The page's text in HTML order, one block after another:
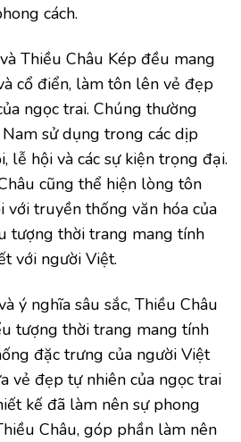
cách.
Thiều Châu Kép đều mang
cổ điển, làm tôn lên vẻ đẹp
ngọc trai. Chúng thường
sử dụng trong các dịp
lễ hội và các sự kiện trọng đại.
cũng thể hiện lòng tôn
truyền thống văn hóa của
tượng thời trang mang tính
với người Việt.
ý nghĩa sâu sắc, Thiều Châu
tượng thời trang mang tính
đặc trưng của người Việt
vẻ đẹp tự nhiên của ngọc trai
kế đã làm nên sự phong
Châu, góp phần làm nên